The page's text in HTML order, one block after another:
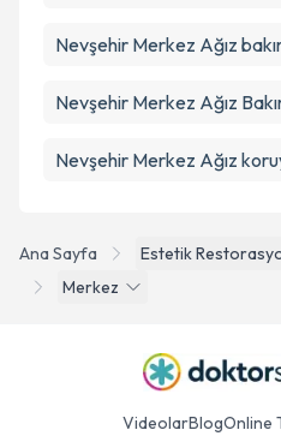
Ana Sayfa Estetik
Merkez
Nevşehir Merkez Ağız
Nevşehir Merkez Ağız
Nevşehir Merkez Ağız
VideolarBlogOnline